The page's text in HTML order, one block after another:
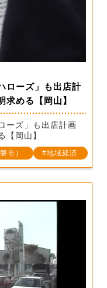
ローズ」も出店計
める【岡山】
ーズ」も出店計画
【岡山】
市） 地域経済